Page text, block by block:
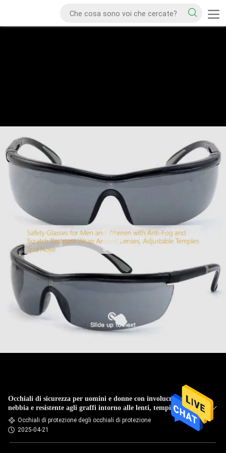
Occhiali di sicurezza per uomini e donne con involucro anti-
nebbia e resistente agli graffi intorno alle lenti, tempie
regolabili e naso
Occhiali di protezione degli occhiali di protezione
2025-04-21